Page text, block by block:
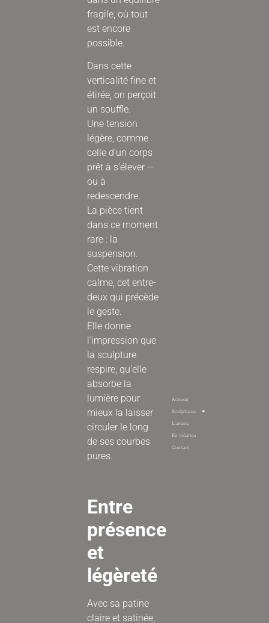
fragile, où tout
est encore
possible.
Dans cette
verticalité fine et
étirée, on perçoit
un souffle.
Une tension
légère, comme
celle d’un corps
prêt à s’élever —
ou à
redescendre.
La pièce tient
dans ce moment
rare : la
suspension.
Cette vibration
calme, cet entre-
deux qui précède
le geste.
Elle donne
l’impression que
la sculpture
respire, qu’elle
absorbe la
lumière pour
mieux la laisser
circuler le long
de ses courbes
pures.
Entre
présence
et
légèreté
Avec sa patine
claire et satinée,
Accueil
Sculptures
L’artiste
En création
Contact